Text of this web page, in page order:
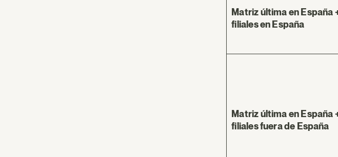
Matriz última en España
filiales en España
Matriz última en España
filiales fuera de España